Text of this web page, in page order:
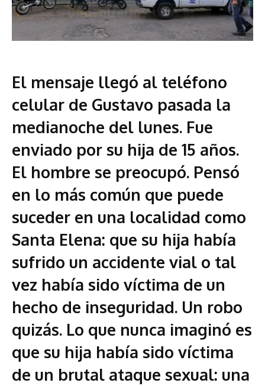
El mensaje llegó al teléfono
celular de Gustavo pasada la
medianoche del lunes. Fue
enviado por su hija de 15 años.
El hombre se preocupó. Pensó
en lo más común que puede
suceder en una localidad como
Santa Elena: que su hija había
sufrido un accidente vial o tal
vez había sido víctima de un
hecho de inseguridad. Un robo
quizás. Lo que nunca imaginó es
que su hija había sido víctima
de un brutal ataque sexual: una